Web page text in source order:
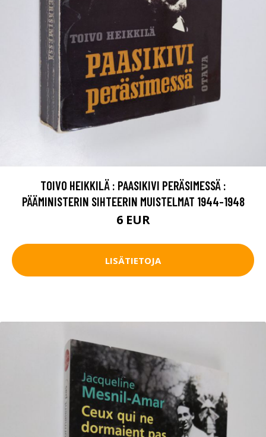
TOIVO HEIKKILÄ : PAASIKIVI PERÄSIMESSÄ :
PÄÄMINISTERIN SIHTEERIN MUISTELMAT 1944-1948
6 EUR
LISÄTIETOJA